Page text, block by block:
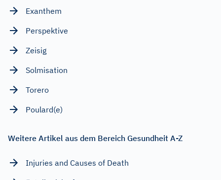
Exanthem
Perspektive
Zeisig
Solmisation
Torero
Poulard(e)
Weitere Artikel aus dem Bereich Gesundheit A-Z
Injuries and Causes of Death